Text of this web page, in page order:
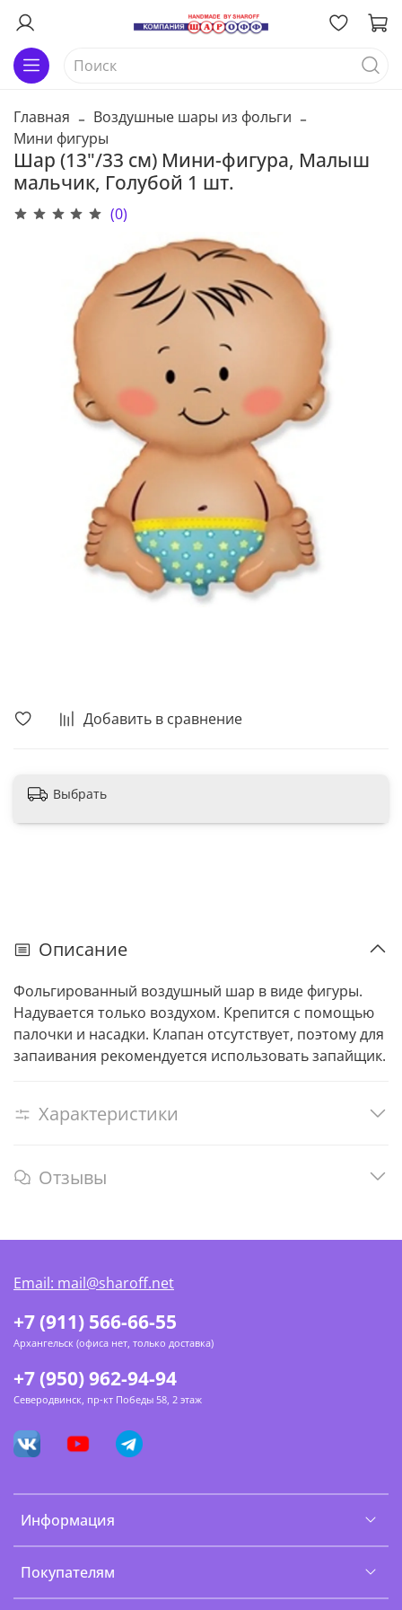
Главная
Воздушные шары из фольги
Мини фигуры
Шар (13"/33 см) Мини-фигура, Малыш
мальчик, Голубой 1 шт.
(0)
Добавить в сравнение
Выбрать
Описание
Фольгированный воздушный шар в виде фигуры.
Надувается только воздухом. Крепится с помощью
палочки и насадки. Клапан отсутствует, поэтому для
запаивания рекомендуется использовать запайщик.
Характеристики
Отзывы
Информация
Покупателям
+7 (911) 566-66-55
Архангельск (офиса нет, только доставка)
+7 (950) 962-94-94
Северодвинск, пр-кт Победы 58, 2 этаж
Email: mail@sharoff.net